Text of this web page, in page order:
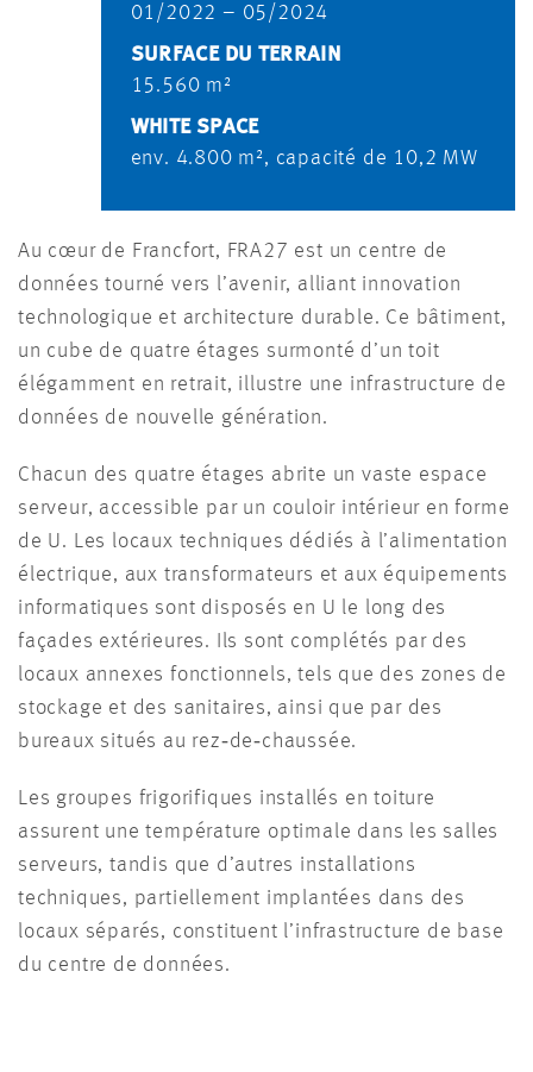
01/2022 – 05/2024
SURFACE DU TERRAIN
15.560 m²
WHITE SPACE
env. 4.800 m², capacité de 10,2 MW
Au cœur de Francfort, FRA27 est un centre de
données tourné vers l’avenir, alliant innovation
technologique et architecture durable. Ce bâtiment,
un cube de quatre étages surmonté d’un toit
élégamment en retrait, illustre une infrastructure de
données de nouvelle génération.
Chacun des quatre étages abrite un vaste espace
serveur, accessible par un couloir intérieur en forme
de U. Les locaux techniques dédiés à l’alimentation
électrique, aux transformateurs et aux équipements
informatiques sont disposés en U le long des
façades extérieures. Ils sont complétés par des
locaux annexes fonctionnels, tels que des zones de
stockage et des sanitaires, ainsi que par des
bureaux situés au rez‑de‑chaussée.
Les groupes frigorifiques installés en toiture
assurent une température optimale dans les salles
serveurs, tandis que d’autres installations
techniques, partiellement implantées dans des
locaux séparés, constituent l’infrastructure de base
du centre de données.